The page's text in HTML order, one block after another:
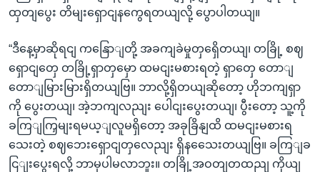
ထှတျပွေး တိမျးရှောငျနကွေရတယျလို့ ပွောပါတယျ။
“ဒီနေ့မှာဆိုရငျ ကနြောျတို့ အခကျခဲမှုတှရှေိတယျ၊ တခြို့ စဈ
ရှောငျတှေ တခြို့ရှာတှမှော ထမငျးမစားရတဲ့ ရှာတှေ တောျ
တောျမြားမြားရှိတယျဗြ။ ဘာလို့ရှိတယျဆိုတော့ ဟိုဘကျရှာ
ကို ပွေးတယျ၊ အဲ့ဘကျလညျး ပေါငျးပွေးတယျ၊ ပွီးတော့ သူ့ကို
ခကြျကြှမျးရမယ့ျလူမရှိတော့ အခုခြိနျထိ ထမငျးမစားရ
သေးတဲ့ စဈဘေးရှောငျတှလေညျး ရှိနသေေးတယျဗြ။ ခကြျခ
ငြျးပွေးရလို့ ဘာမှပါမလာဘူး။ တခြို့အဝတျတထညျ ကိုယျ